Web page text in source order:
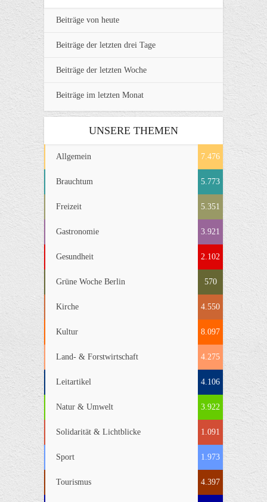
Beiträge von heute
Beiträge der letzten drei Tage
Beiträge der letzten Woche
Beiträge im letzten Monat
UNSERE THEMEN
Allgemein 7.476
Brauchtum 5.773
Freizeit 5.351
Gastronomie 3.921
Gesundheit 2.102
Grüne Woche Berlin 570
Kirche 4.550
Kultur 8.097
Land- & Forstwirtschaft 4.275
Leitartikel 4.106
Natur & Umwelt 3.922
Solidarität & Lichtblicke 1.091
Sport 1.973
Tourismus 4.397